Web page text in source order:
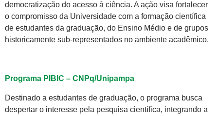
democratização do acesso à ciência. A ação visa fortalecer
o compromisso da Universidade com a formação científica
de estudantes da graduação, do Ensino Médio e de grupos
historicamente sub-representados no ambiente acadêmico.
Programa PIBIC – CNPq/Unipampa
Destinado a estudantes de graduação, o programa busca
despertar o interesse pela pesquisa científica, integrando a